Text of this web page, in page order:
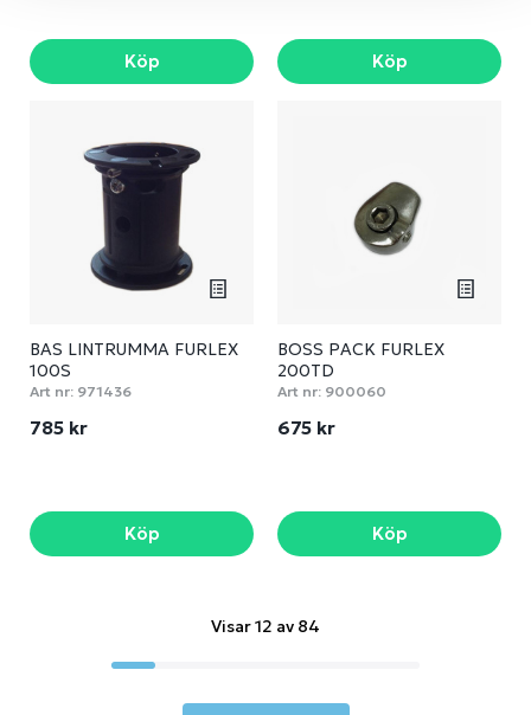
Köp Köp
BAS LINTRUMMA FURLEX
100S
Art nr: 971436
785 kr
Köp
BOSS PACK FURLEX
200TD
Art nr: 900060
675 kr
Köp
Visar 12 av 84